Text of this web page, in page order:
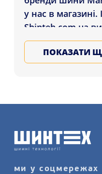
у нас в магазині.
Shinteh.com.ua
Шини Goodyear
Performance 215/
детальніше на
ПОКАЗАТИ
ми у соцмережах